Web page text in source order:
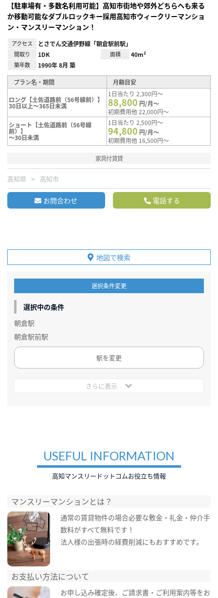
【駐車場有・多数名利用可能】高知市街地や郊外どちらへも来る
か移動可能なダブルロックキー採用高知市ウィークリーマンショ
ン・マンスリーマンション！
アクセス とさでん交通伊野線「朝倉駅前駅」
間取り 1DK 面積 40m²
築年数 1990年 8月 築
プラン名・期間 月額目安
ロング【土佐道路前（56号線前）】
30日以上～365日未満
1日当たり 2,300円～
88,800 円/月～
初期費用他 22,000円～
ショート【土佐道路前（56号線
前）】
～30日未満
1日当たり 2,500円～
94,800 円/月～
初期費用他 16,500円～
家具付賃貸
高知県 高知市
お問合わせ 電話する
地図で検索
選択条件変更
選択中の条件
朝倉駅
朝倉駅前駅
駅を変更
さらに表示
USEFUL INFORMATION
高知マンスリードットコムお役立ち情報
マンスリーマンションとは？
通常の賃貸物件の場合必要な敷金・礼金・仲介手
数料がすべて無料です！
法人様の出張時の経費削減にもおすすめです。
お支払い方法について
お申し込み確定後、ご請求書・ご利用案内等をお